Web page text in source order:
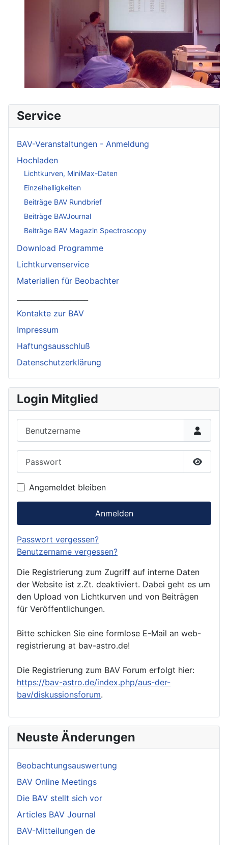
Service
BAV-Veranstaltungen - Anmeldung
Hochladen
Lichtkurven, MiniMax-Daten
Einzelhelligkeiten
Beiträge BAV Rundbrief
Beiträge BAVJournal
Beiträge BAV Magazin Spectroscopy
Download Programme
Lichtkurvenservice
Materialien für Beobachter
Kontakte zur BAV
Impressum
Haftungsausschluß
Datenschutzerklärung
Login Mitglied
Angemeldet bleiben
Anmelden
Passwort vergessen?
Benutzername vergessen?
Die Registrierung zum Zugriff auf interne Daten
der Website ist z.Zt. deaktiviert. Dabei geht es um
den Upload von Lichtkurven und von Beiträgen
für Veröffentlichungen.
Bitte schicken Sie eine formlose E-Mail an web-
registrierung at bav-astro.de!
Die Registrierung zum BAV Forum erfolgt hier:
https://bav-astro.de/index.php/aus-der-
bav/diskussionsforum.
Neuste Änderungen
Beobachtungsauswertung
BAV Online Meetings
Die BAV stellt sich vor
Articles BAV Journal
BAV-Mitteilungen de